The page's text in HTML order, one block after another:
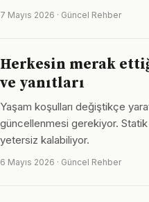
7 Mayıs 2026 · Güncel Rehber
Herkesin merak
ve yanıtları
Yaşam koşulları değiştikçe
güncellenmesi gerekiyor.
yetersiz kalabiliyor.
6 Mayıs 2026 · Güncel Rehber